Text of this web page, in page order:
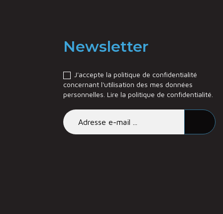
Newsletter
J'accepte la politique de confidentialité
concernant l'utilisation des mes données
personnelles. Lire la politique de confidentialité